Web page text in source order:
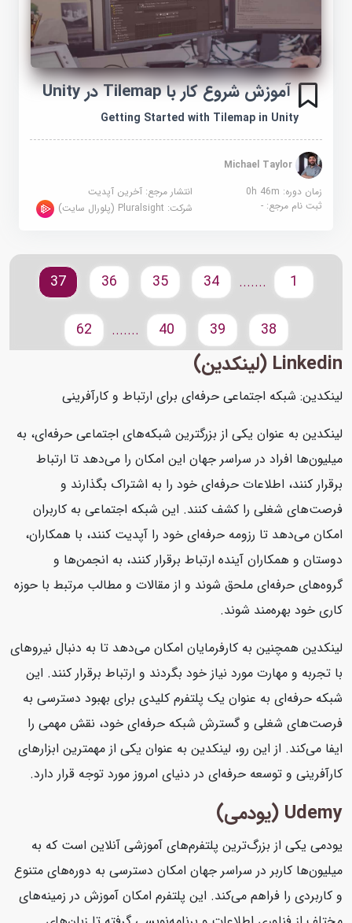
آموزش شروع کار با Tilemap در Unity
Getting Started with Tilemap in Unity
Michael Taylor
زمان دوره: 0h 46m
انتشار مرجع:آخرین آپدیت
ثبت نام مرجع:- شرکت:Pluralsight (پلورال سایت)
.......
34
35
36
37
38
39
40
.......
62
Linkedin (لینکدین)
لینکدین: شبکه اجتماعی حرفه‌ای برای ارتباط و کارآفرینی
لینکدین به عنوان یکی از بزرگترین شبکه‌های اجتماعی حرفه‌ای، به
میلیون‌ها افراد در سراسر جهان این امکان را می‌دهد تا ارتباط
برقرار کنند، اطلاعات حرفه‌ای خود را به اشتراک بگذارند و
فرصت‌های شغلی را کشف کنند. این شبکه اجتماعی به کاربران
امکان می‌دهد تا رزومه حرفه‌ای خود را آپدیت کنند، با همکاران،
دوستان و همکاران آینده ارتباط برقرار کنند، به انجمن‌ها و
گروه‌های حرفه‌ای ملحق شوند و از مقالات و مطالب مرتبط با حوزه
کاری خود بهره‌مند شوند.
لینکدین همچنین به کارفرمایان امکان می‌دهد تا به دنبال نیروهای
با تجربه و مهارت مورد نیاز خود بگردند و ارتباط برقرار کنند. این
شبکه حرفه‌ای به عنوان یک پلتفرم کلیدی برای بهبود دسترسی به
فرصت‌های شغلی و گسترش شبکه حرفه‌ای خود، نقش مهمی را
ایفا می‌کند. از این رو، لینکدین به عنوان یکی از مهمترین ابزارهای
کارآفرینی و توسعه حرفه‌ای در دنیای امروز مورد توجه قرار دارد.
Udemy (یودمی)
یودمی یکی از بزرگ‌ترین پلتفرم‌های آموزشی آنلاین است که به
میلیون‌ها کاربر در سراسر جهان امکان دسترسی به دوره‌های متنوع
و کاربردی را فراهم می‌کند. این پلتفرم امکان آموزش در زمینه‌های